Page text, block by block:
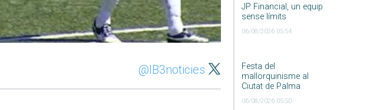
JP Financial, un equip
sense límits
06/08/2026 05:54
Festa del
mallorquinisme al
Ciutat de Palma
06/08/2026 05:50
@IB3noticies